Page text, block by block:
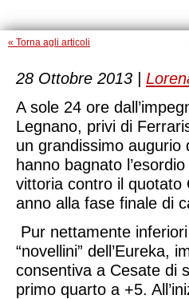
« Torna agli articoli
28 Ottobre 2013 |
A sole 24 ore
Legnano, privi di
un grandissimo augurio
hanno bagnato
vittoria contro il quotato
anno alla fase finale di
Pur nettamente
“novellini” dell’Eureka,
consentiva a Cesate di
primo quarto a +5.